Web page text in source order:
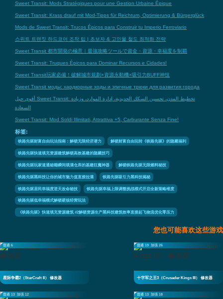
Sweet Transit: Mods Stratégiques pour une Gestion Urbaine Épique
Sweet Transit: Krass drauf mit Mod-Tipps für Reichtum, Optimierung & Bürgerglück
Mods de Sweet Transit: Trucos Épicos para Construir tu Imperio Ferroviario
스위트 트랜짓 하드코어 조작 팁 | 초보자 & 고인물 철도 최적화 전략
Sweet Transit 都市開発の極意｜最強攻略ツールで資金・資源・幸福度を制覇
Sweet Transit: Truques Épicos para Dominar Recursos e Cidades!
Sweet Transit玩家必備！破解城市規劃×資源永動機×吸引力BUFF神技
Sweet Transit моды: хардкорные ходы и эпичные трюки для развития города
أقوى حيل Sweet Transit: تخطيط المدن، تحسين السكك الحديدية، إدارة الموارد، وزيادة
السعادة
Sweet Transit: Mod Soldi Illimitati, Attrattiva +5, Carburante Senza Fine!
标签:
铁路先驱财富自由玩法指南：解锁无限经济潜力 解锁财富自由玩转《铁路先驱》的隐藏福利
铁路先驱快速填充资源建筑解锁高效基建的隐藏技巧
铁路先驱玩家速通秘籍瞬间填满仓库的基建狂魔神器 解锁铁路先驱无限燃料秘技
铁路先驱黑科技让你的城市魅力值直接拉满 铁路先驱吸引力黑科技揭秘
铁路先驱居民幸福度逆天改命秘技 铁路先驱幸福上限调整挑战模式开启全新策略维度
铁路先驱低幸福模式解锁硬核经营玩法
《铁路先驱》快速填充资源建筑 #2解锁资源生产黑科技建筑效率直接起飞物流优化零压力
您也可能喜欢这些游戏
普通 6
星际争霸2（StarCraft II） 修改器
普通 19 加强 26
十字军之王3（Crusader Kings III） 修改器
普通 13 加强 12 普通 13 加强 18